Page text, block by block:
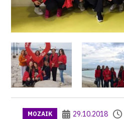
MOZAIK 29.10.2018